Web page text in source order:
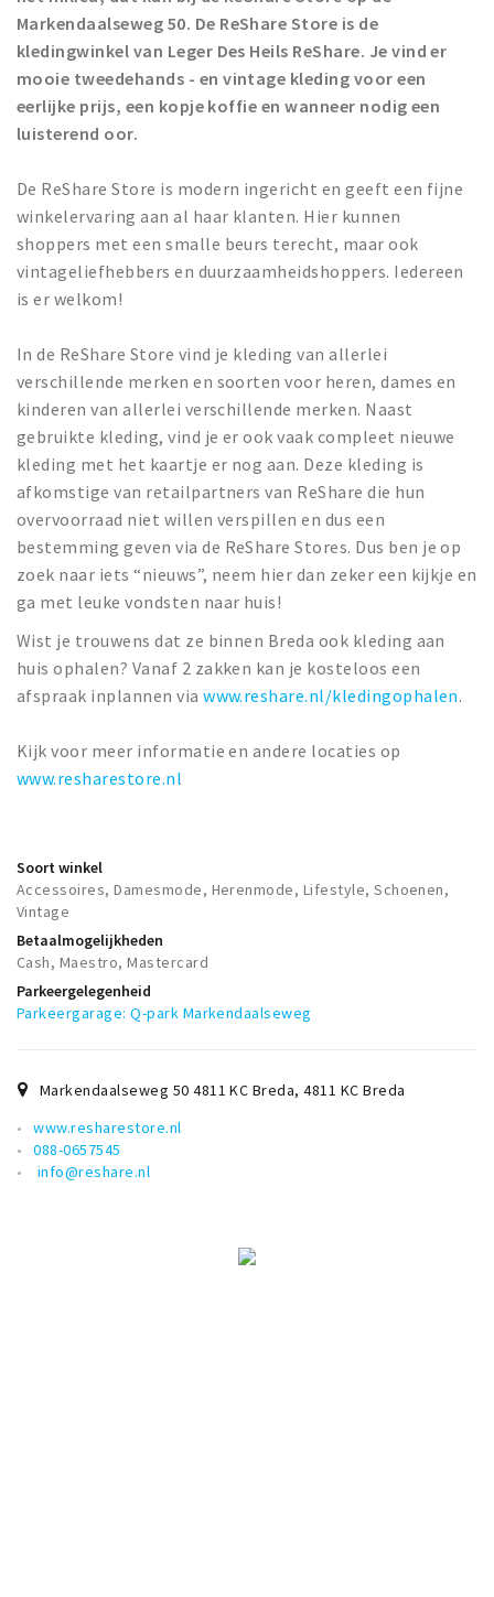
Toeristische routes
Natuurgebieden
Baroniepoorten
Sport
Inloggen
Markendaalseweg 50. De ReShare Store is de
kledingwinkel van Leger Des Heils ReShare. Je vind er
mooie tweedehands - en vintage kleding voor een
eerlijke prijs, een kopje koffie en wanneer nodig een
luisterend oor.
De ReShare Store is modern ingericht en geeft een fijne
winkelervaring aan al haar klanten. Hier kunnen
shoppers met een smalle beurs terecht, maar ook
vintageliefhebbers en duurzaamheidshoppers. Iedereen
is er welkom!
In de ReShare Store vind je kleding van allerlei
verschillende merken en soorten voor heren, dames en
kinderen van allerlei verschillende merken. Naast
gebruikte kleding, vind je er ook vaak compleet nieuwe
kleding met het kaartje er nog aan. Deze kleding is
afkomstige van retailpartners van ReShare die hun
overvoorraad niet willen verspillen en dus een
bestemming geven via de ReShare Stores. Dus ben je op
zoek naar iets “nieuws”, neem hier dan zeker een kijkje en
ga met leuke vondsten naar huis!
Wist je trouwens dat ze binnen Breda ook kleding aan
huis ophalen? Vanaf 2 zakken kan je kosteloos een
afspraak inplannen viawww.reshare.nl/kledingophalen.
Kijk voor meer informatie en andere locaties op
www.resharestore.nl
Soort winkel
Accessoires, Damesmode, Herenmode, Lifestyle, Schoenen,
Vintage
Betaalmogelijkheden
Cash, Maestro, Mastercard
Parkeergelegenheid
Parkeergarage: Q-park Markendaalseweg
Markendaalseweg 50 4811 KC Breda,4811 KC Breda
www.resharestore.nl
088-0657545
info@reshare.nl